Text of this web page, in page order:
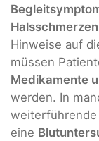
Halsschmerzen
Hinweise auf
müssen
Medikamente
werden. In
eine